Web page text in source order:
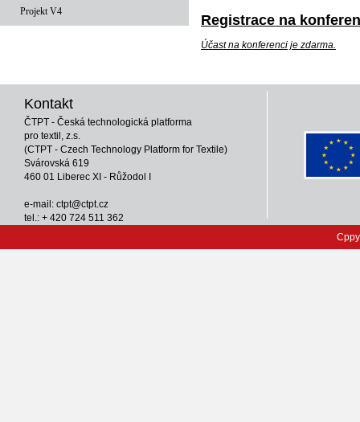
Projekt V4
Registrace na
Účast na konferenci je zdarma.
Kontakt
ČTPT - Česká technologická platforma
pro textil, z.s.
(CTPT - Czech Technology Platform for Textile)
Svárovská 619
460 01 Liberec XI - Růžodol I
e-mail: ctpt@ctpt.cz
tel.: + 420 724 511 362